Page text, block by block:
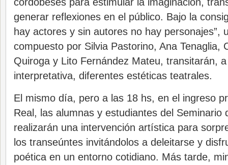
generar reflexiones en el público. Bajo la
hay actores y sin autores no hay personajes”,
compuesto por Silvia Pastorino, Ana Tenaglia,
Quiroga y Lito Fernández Mateu, transitarán,
interpretativa, diferentes estéticas teatrales.
El mismo día, pero a las 18 hs, en el ingreso
Real, las alumnas y estudiantes del Seminario
realizarán una intervención artística para
los transeúntes invitándolos a deleitarse y
poética en un entorno cotidiano. Más tarde,